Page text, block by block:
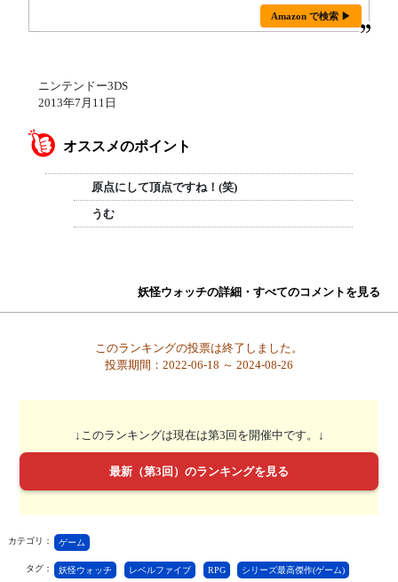
Amazon で検索 ▶
ニンテンドー3DS
2013年7月11日
オススメのポイント
原点にして頂点ですね！(笑)
うむ
妖怪ウォッチの詳細・すべてのコメントを見る
このランキングの投票は終了しました。
投票期間：2022-06-18 ～ 2024-08-26
↓このランキングは現在は第3回を開催中です。↓
最新（第3回）のランキングを見る
カテゴリ： ゲーム
タグ： 妖怪ウォッチ レベルファイブ RPG シリーズ最高傑作(ゲーム)